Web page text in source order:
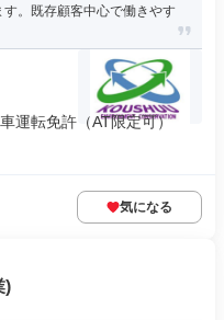
。既存顧客中心で働きやす
運転免許（AT限定可）
気になる
)